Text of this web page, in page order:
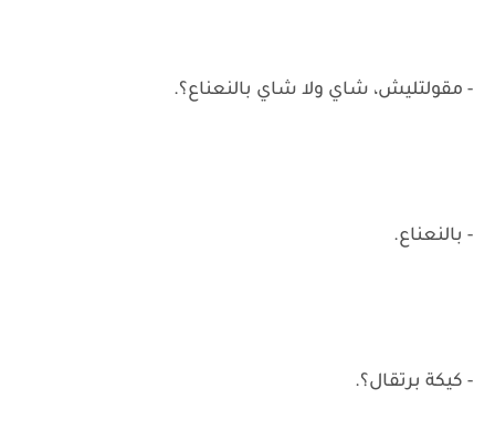
- مقولتليش، شاي ولا شاي بالنعناع؟.
- بالنعناع.
- كيكة برتقال؟.